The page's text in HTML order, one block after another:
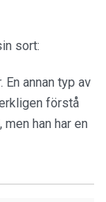
sort:
annan typ av
förstå
han har en